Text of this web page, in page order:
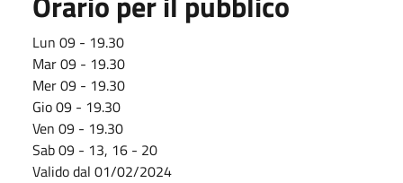
Lun 09 - 19.30
Mar 09 - 19.30
Mer 09 - 19.30
Gio 09 - 19.30
Ven 09 - 19.30
Sab 09 - 13, 16 - 20
Valido dal 01/02/2024